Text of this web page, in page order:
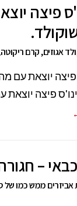
פיצה
אגוזים, קרם
פיצה יוצאת עם
פיצה
–
אביזרים ממש כמו של